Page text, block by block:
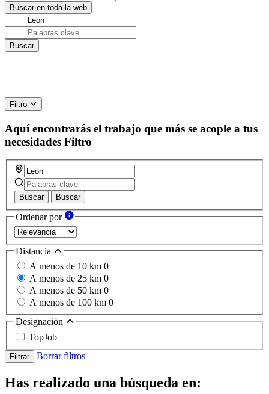
Filtro
Aquí encontrarás el trabajo que más se acople a tus
necesidades Filtro
Buscar Buscar
Ordenar por
Distancia
A menos de 10 km 0
A menos de 25 km 0
A menos de 50 km 0
A menos de 100 km 0
Designación
TopJob
Filtrar Borrar filtros
Has realizado una búsqueda en: